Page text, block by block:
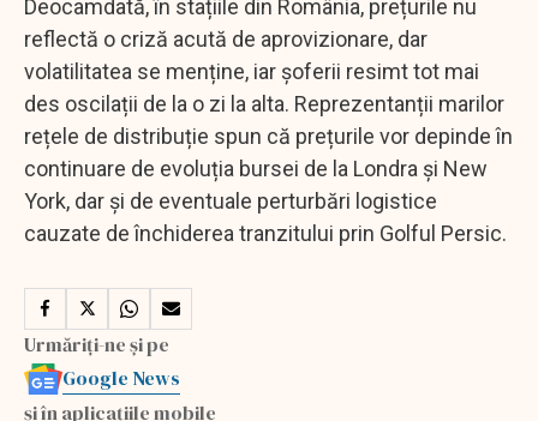
Deocamdată, în stațiile din România, prețurile nu
reflectă o criză acută de aprovizionare, dar
volatilitatea se menține, iar șoferii resimt tot mai
des oscilații de la o zi la alta. Reprezentanții marilor
rețele de distribuție spun că prețurile vor depinde în
continuare de evoluția bursei de la Londra și New
York, dar și de eventuale perturbări logistice
cauzate de închiderea tranzitului prin Golful Persic.
Urmăriți-ne și pe
Google News
și în aplicațiile mobile